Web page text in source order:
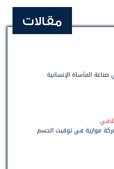
مقالات
المأساة الإنسانية
موازية في توقيت الحسم